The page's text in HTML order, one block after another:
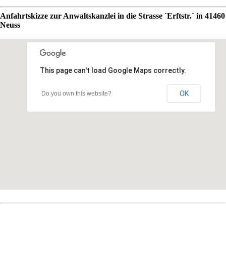
Anfahrtskizze zur Anwaltskanzlei in die Strasse `Erftstr.` in 41460
Neuss
This page can't load Google Maps correctly.
Do you own this website? OK